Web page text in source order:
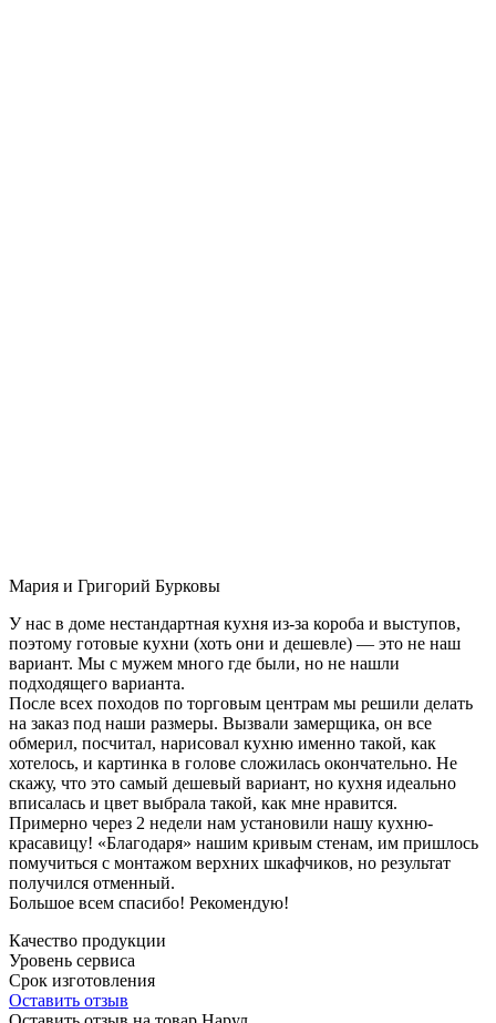
Мария и Григорий Бурковы
У нас в доме нестандартная кухня из-за короба и выступов,
поэтому готовые кухни (хоть они и дешевле) — это не наш
вариант. Мы с мужем много где были, но не нашли
подходящего варианта.
После всех походов по торговым центрам мы решили делать
на заказ под наши размеры. Вызвали замерщика, он все
обмерил, посчитал, нарисовал кухню именно такой, как
хотелось, и картинка в голове сложилась окончательно. Не
скажу, что это самый дешевый вариант, но кухня идеально
вписалась и цвет выбрала такой, как мне нравится.
Примерно через 2 недели нам установили нашу кухню-
красавицу! «Благодаря» нашим кривым стенам, им пришлось
помучиться с монтажом верхних шкафчиков, но результат
получился отменный.
Большое всем спасибо! Рекомендую!
Качество продукции
Уровень сервиса
Срок изготовления
Оставить отзыв